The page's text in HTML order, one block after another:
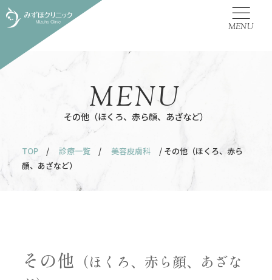
MENU
その他（ほくろ、赤ら顔、あざなど）
MENU
TOP / 診療一覧 / 美容皮膚科
/ その他（ほくろ、赤ら
顔、あざなど）
その他 （ほくろ、赤ら顔、あざな